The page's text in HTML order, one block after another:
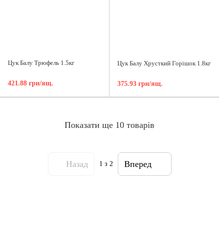
Цук Балу Трюфель 1.5кг
421.88 грн/ящ.
Цук Балу Хрусткий Горішок 1.8кг
375.93 грн/ящ.
Показати ще 10 товарів
Назад 1 з 2 Вперед